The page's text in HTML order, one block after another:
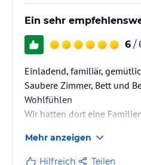
Ein sehr
6 /
Einladend, familiär,
Saubere Zimmer, Bett und
Wohlfühlen
Wir hatten dort eine
Personals gelungener nicht
Mehr anzeigen
Hilfreich Teilen